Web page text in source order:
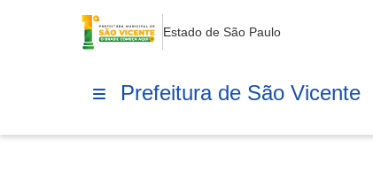
Estado de São Paulo
Prefeitura de São Vicente